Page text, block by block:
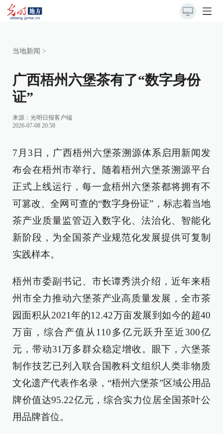
当地新闻 >
广西梧州六堡茶有了“数字身份
证”
来源： 光明日报客户端
2026-07-08 20:58
7月3日，广西梧州六堡茶溯源体系启用新闻发
布会在梧州市举行。随着梧州六堡茶溯源平台
正式上线运行，每一盒梧州六堡茶都将拥有不
可篡改、全网可查的“数字身份证”，标志着当地
茶产业质量监管迈入数字化、法治化、智能化
新阶段，为全国茶产业规范化发展提供可复制
实践样本。
梧州市委副书记、市长谭秀洪介绍，近年来梧
州市全力推动六堡茶产业高质量发展，全市茶
园面积从2021年的12.42万亩发展到如今的超40
万亩，综合产值从110多亿元跃升至近300亿
元，带动31万多群众稳定增收。眼下，六堡茶
制作技艺已列入联合国教科文组织人类非物质
文化遗产代表作名录，“梧州六堡茶”区域公用品
牌价值达95.22亿元，综合实力位居全国茶叶公
用品牌首位。